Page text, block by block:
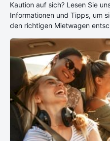
Kaution auf sich? Lesen Sie
Informationen und Tipps, um
den richtigen Mietwagen